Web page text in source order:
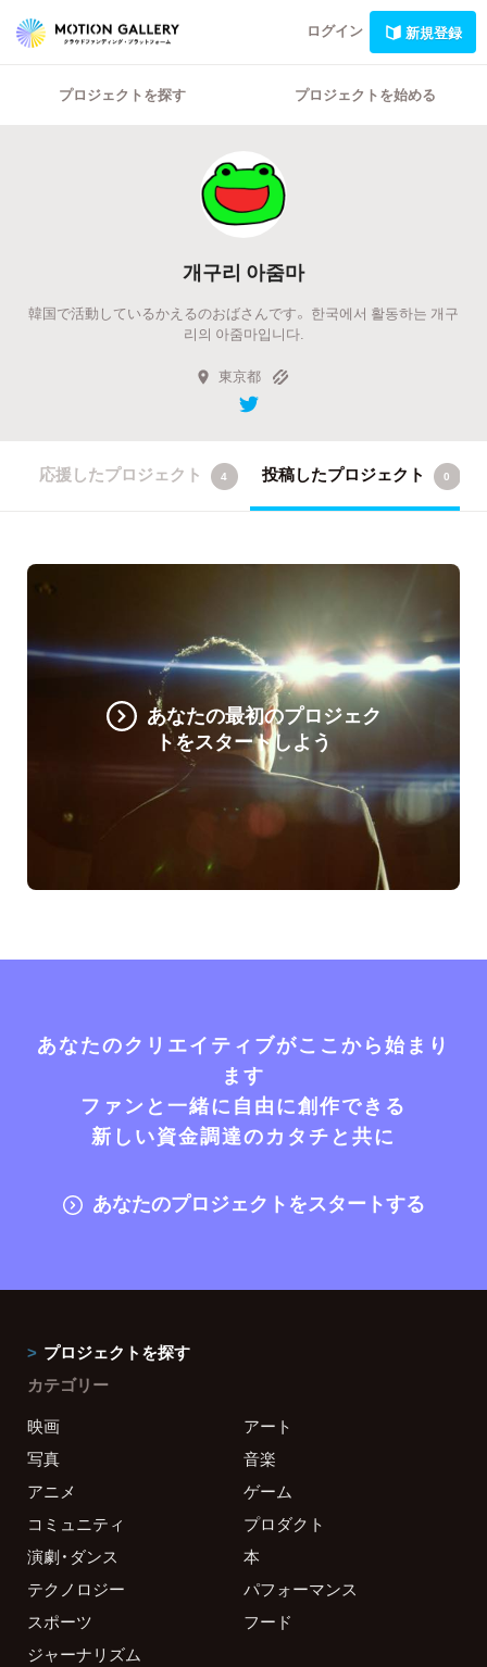
ログイン 新規登録
プロジェクトを探す プロジェクトを始める
개구리 아줌마
韓国で活動しているかえるのおばさんです。 한국에서 활동하는 개구
리의 아줌마입니다.
東京都
応援したプロジェクト 4 投稿したプロジェクト 0
あなたの最初のプロジェク
トをスタートしよう
あなたのクリエイティブがここから始まり
ます
ファンと一緒に自由に創作できる
新しい資金調達のカタチと共に
あなたのプロジェクトをスタートする
プロジェクトを探す
カテゴリー
映画
アート
写真
音楽
アニメ
ゲーム
コミュニティ
プロダクト
演劇・ダンス
本
テクノロジー
パフォーマンス
スポーツ
フード
ジャーナリズム